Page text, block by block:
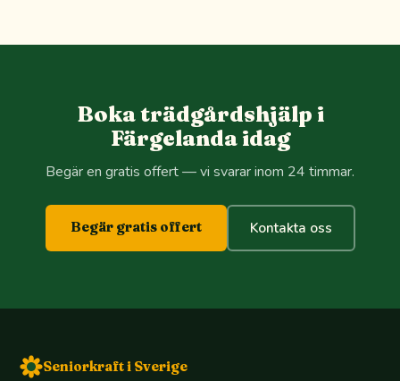
Boka trädgårdshjälp i
Färgelanda idag
Begär en gratis offert — vi svarar inom 24 timmar.
Begär gratis offert Kontakta oss
Seniorkraft i Sverige